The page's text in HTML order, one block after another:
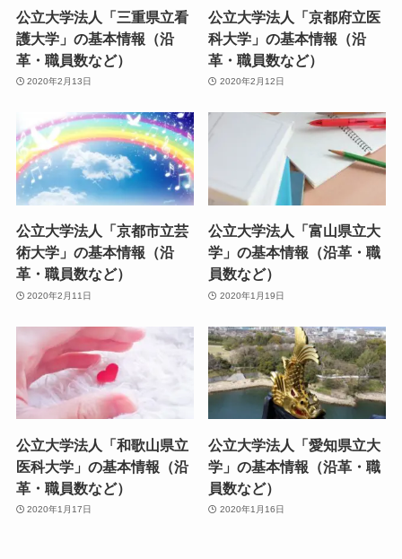
公立大学法人「三重県立看
護大学」の基本情報（沿
革・職員数など）
2020年2月13日
公立大学法人「京都府立医
科大学」の基本情報（沿
革・職員数など）
2020年2月12日
公立大学法人「京都市立芸
術大学」の基本情報（沿
革・職員数など）
2020年2月11日
公立大学法人「富山県立大
学」の基本情報（沿革・職
員数など）
2020年1月19日
公立大学法人「和歌山県立
医科大学」の基本情報（沿
革・職員数など）
2020年1月17日
公立大学法人「愛知県立大
学」の基本情報（沿革・職
員数など）
2020年1月16日